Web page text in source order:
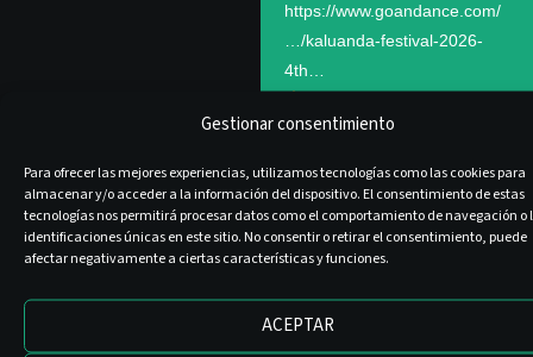
Gestionar consentimiento
Para ofrecer las mejores experiencias, utilizamos tecnologías como las cookies para
almacenar y/o acceder a la información del dispositivo. El consentimiento de estas
tecnologías nos permitirá procesar datos como el comportamiento de navegación o
identificaciones únicas en este sitio. No consentir o retirar el consentimiento, puede
afectar negativamente a ciertas características y funciones.
ACEPTAR
https://www.goandance.com/
…/kaluanda-festival-2026-
4th…
ACCOMMODATION –
• GUARDAMAR Cabins
• Code KALUANDA26 so they